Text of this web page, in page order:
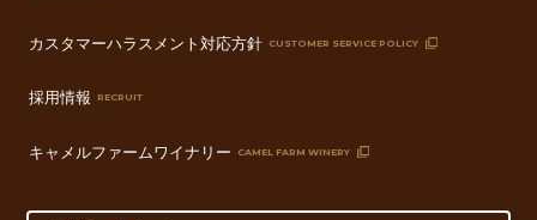
カスタマーハラスメント対応方針 CUSTOMER SERVICE POLICY
採用情報 RECRUIT
キャメルファームワイナリー CAMEL FARM WINERY